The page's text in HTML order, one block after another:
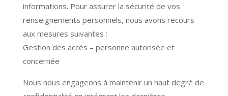
informations. Pour assurer la sécurité de vos
renseignements personnels, nous avons recours
aux mesures suivantes :
Gestion des accès – personne autorisée et
concernée
Nous nous engageons à maintenir un haut degré de